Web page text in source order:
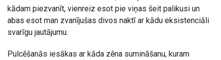
kādam piezvanīt, vienreiz esot pie viņas šeit palikusi un
abas esot man zvanījušas divos naktī ar kādu eksistenciāli
svarīgu jautājumu.
Pulcēšanās iesākas ar kāda zēna sumināšanu, kuram